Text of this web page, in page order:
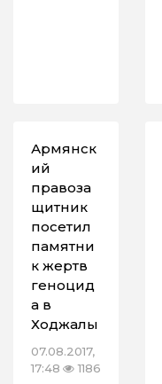
Армянск
ий
правоза
щитник
посетил
памятни
к жертв
геноцид
а в
Ходжалы
07.08.2017,
17:48
1186